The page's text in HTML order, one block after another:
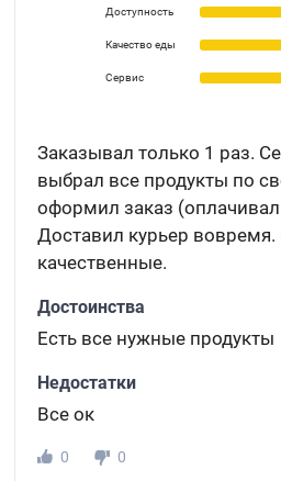
Доступность
Качество еды
Сервис
Заказывал только 1 раз.
выбрал все продукты по
оформил заказ (оплачивал
Доставил курьер
качественные.
Достоинства
Есть все нужные продукты
Недостатки
Все ок
0
0